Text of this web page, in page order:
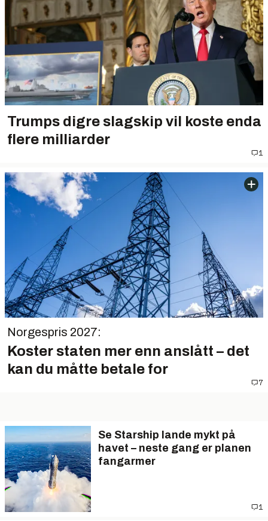
Trumps digre slagskip vil koste enda
flere milliarder
1
Norgespris 2027:
Koster staten mer enn anslått – det
kan du måtte betale for
7
Se Starship lande mykt på
havet – neste gang er planen
fangarmer
1